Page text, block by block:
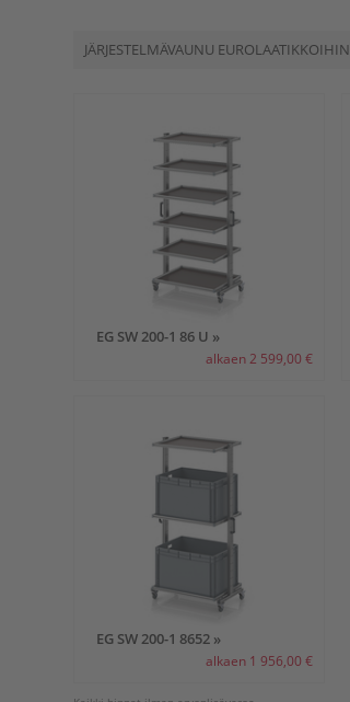
JÄRJESTELMÄVAUNU EUROLAATIKKOIHIN
EG SW 200-1 86 U »
alkaen 2 599,00 €
EG SW 200-1 8652 »
alkaen 1 956,00 €